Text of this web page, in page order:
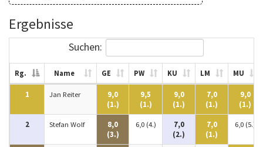
Ergebnisse
Suchen:
Rg. Name GE PW KU LM MU
1 Jan Reiter
9,0
(1.)
9,5
(1.)
9,0
(1.)
7,0
(1.)
9,0
(1.)
2 Stefan Wolf
8,0
(3.)
6,0 (4.)
7,0
(2.)
7,0
(1.)
6,0 (5.)